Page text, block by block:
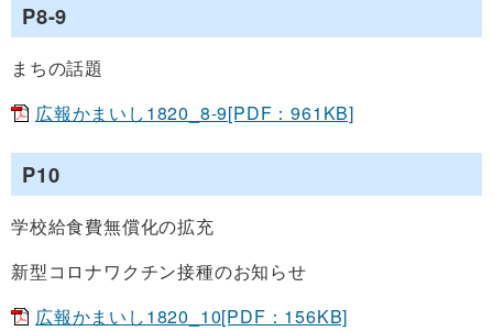
P8-9
まちの話題
広報かまいし1820_8-9[PDF：961KB]
P10
学校給食費無償化の拡充
新型コロナワクチン接種のお知らせ
広報かまいし1820_10[PDF：156KB]